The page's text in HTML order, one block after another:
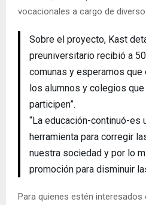
vocacionales a cargo de
Sobre el proyecto, Kast
preuniversitario recibió a
comunas y esperamos
los alumnos y colegios
participen”.
“La educación-continuó-es
herramienta para corregir
nuestra sociedad y por lo
promoción para disminuir
Para quienes estén interesados